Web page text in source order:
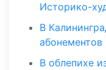
Историко-
В
В облепихе